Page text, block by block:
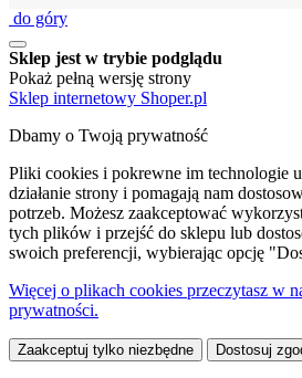
do góry
Sklep jest w trybie podglądu
Pokaż pełną wersję strony
Sklep internetowy Shoper.pl
Dbamy o Twoją prywatność
Pliki cookies i pokrewne im technologie
działanie strony i pomagają nam
potrzeb. Możesz zaakceptować
tych plików i przejść do sklepu lub
swoich preferencji, wybierając opcję
Więcej o plikach cookies przeczytasz w
prywatności.
Zaakceptuj tylko niezbędne Dostosuj